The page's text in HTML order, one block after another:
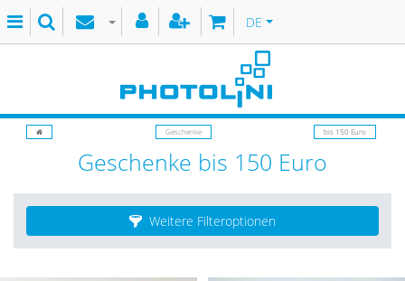
DE
Geschenke bis 150 Euro
Geschenke bis 150 Euro
Weitere Filteroptionen